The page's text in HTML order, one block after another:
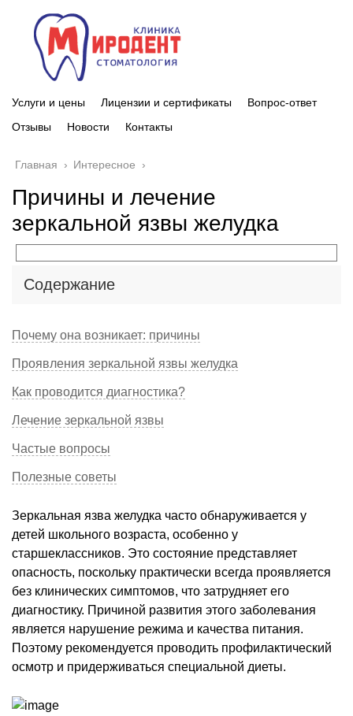
Услуги и цены Лицензии и сертификаты
Вопрос-ответ
Отзывы
Новости Контакты
Главная › Интересное ›
Причины и лечение
зеркальной язвы желудка
Содержание
Почему она возникает: причины
Проявления зеркальной язвы желудка
Как проводится диагностика?
Лечение зеркальной язвы
Частые вопросы
Полезные советы
Зеркальная язва желудка часто обнаруживается у
детей школьного возраста, особенно у
старшеклассников. Это состояние представляет
опасность, поскольку практически всегда проявляется
без клинических симптомов, что затрудняет его
диагностику. Причиной развития этого заболевания
является нарушение режима и качества питания.
Поэтому рекомендуется проводить профилактический
осмотр и придерживаться специальной диеты.